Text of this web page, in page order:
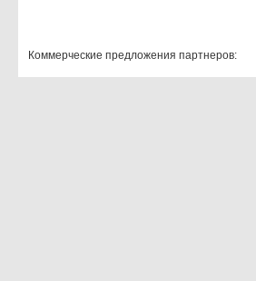
Коммерческие предложения партнеров: